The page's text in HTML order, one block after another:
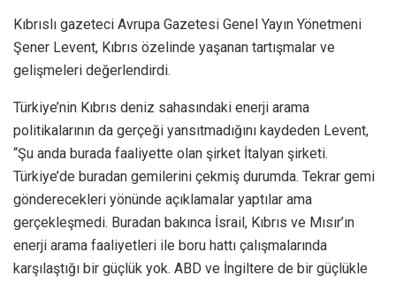
Kıbrıslı gazeteci Avrupa Gazetesi Genel Yayın Yönetmeni
Şener Levent, Kıbrıs özelinde yaşanan tartışmalar ve
gelişmeleri değerlendirdi.
Türkiye’nin Kıbrıs deniz sahasındaki enerji arama
politikalarının da gerçeği yansıtmadığını kaydeden Levent,
“Şu anda burada faaliyette olan şirket İtalyan şirketi.
Türkiye’de buradan gemilerini çekmiş durumda. Tekrar gemi
gönderecekleri yönünde açıklamalar yaptılar ama
gerçekleşmedi. Buradan bakınca İsrail, Kıbrıs ve Mısır’ın
enerji arama faaliyetleri ile boru hattı çalışmalarında
karşılaştığı bir güçlük yok. ABD ve İngiltere de bir güçlükle